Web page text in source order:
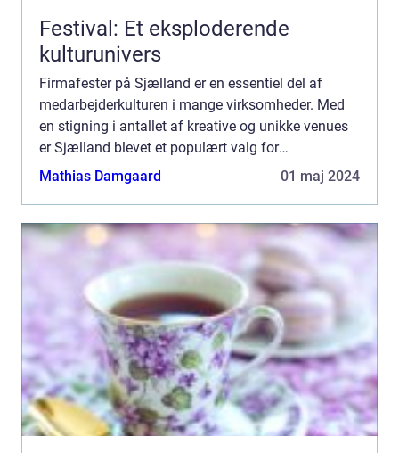
Festival: Et eksploderende
kulturunivers
Firmafester på Sjælland er en essentiel del af
medarbejderkulturen i mange virksomheder. Med
en stigning i antallet af kreative og unikke venues
er Sjælland blevet et populært valg for
virksomheder, der ønsker at holde ...
Mathias Damgaard 01 maj 2024